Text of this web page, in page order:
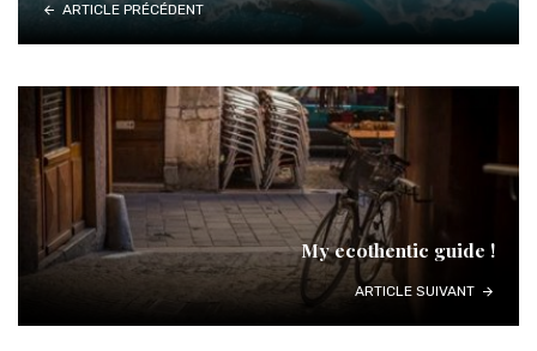
ARTICLE PRÉCÉDENT
My ecothentic guide !
ARTICLE SUIVANT